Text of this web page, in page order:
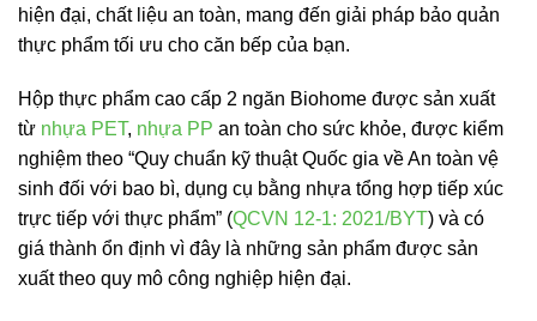
hiện đại, chất liệu an toàn, mang đến giải pháp bảo quản
thực phẩm tối ưu cho căn bếp của bạn.
Hộp thực phẩm cao cấp 2 ngăn Biohome được sản xuất
từ nhựa PET, nhựa PP an toàn cho sức khỏe, được kiểm
nghiệm theo “Quy chuẩn kỹ thuật Quốc gia về An toàn vệ
sinh đối với bao bì, dụng cụ bằng nhựa tổng hợp tiếp xúc
trực tiếp với thực phẩm” (QCVN 12-1: 2021/BYT) và có
giá thành ổn định vì đây là những sản phẩm được sản
xuất theo quy mô công nghiệp hiện đại.